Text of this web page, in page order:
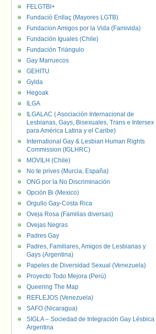
FELGTBI+
Fundació Enllaç (Mayores LGTB)
Fundacion Amigos por la Vida (Famivida)
Fundación Iguales (Chile)
Fundación Triángulo
Gay Marruecos
GEHITU
Gylda
Hegoak
ILGA
ILGALAC ( Asociación Internacional de
Lesbianas, Gays, Bisexuales, Trans e Intersex
para América Latina y el Caribe)
International Gay & Lesbian Human Rights
Commission (IGLHRC)
MOVILH (Chile)
No te prives (Murcia, España)
ONG por la No Discriminación
Opción Bi (Mexico)
Orgullo Gay-Costa Rica
Oveja Rosa (Familias diversas)
Ovejas Negras
Padres Gay
Padres, Familiares, Amigos de Lesbianas y
Gays (Argentina)
Papeles de Diversidad Sexual (Venezuela)
Proyecto Todo Mejora (Perú)
Queering The Map
REFLEJOS (Venezuela)
SAFO (Nicaragua)
SIGLA – Sociedad de Integración Gay Lésbica
Argentina